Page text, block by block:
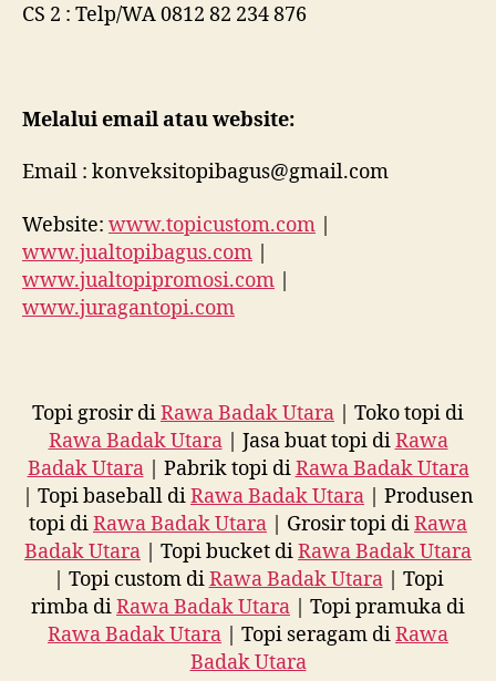
CS 2 : Telp/WA 0812 82 234 876
Melalui email atau website:
Email : konveksitopibagus@gmail.com
Website: www.topicustom.com |
www.jualtopibagus.com |
www.jualtopipromosi.com |
www.juragantopi.com
Topi grosir diRawa Badak Utara | Toko topi di
Rawa Badak Utara| Jasa buat topi diRawa
Badak Utara| Pabrik topi diRawa Badak Utara
| Topi baseball diRawa Badak Utara | Produsen
topi diRawa Badak Utara | Grosir topi diRawa
Badak Utara | Topi bucket diRawa Badak Utara
| Topi custom diRawa Badak Utara| Topi
rimba diRawa Badak Utara | Topi pramuka di
Rawa Badak Utara | Topi seragam diRawa
Badak Utara